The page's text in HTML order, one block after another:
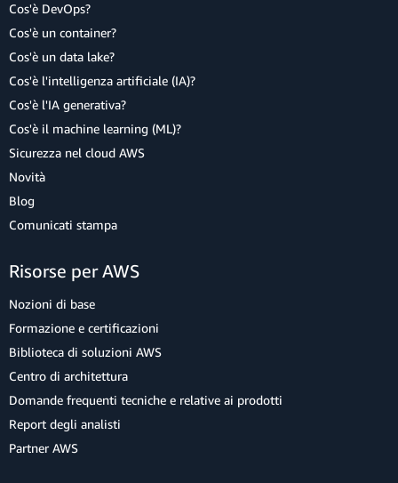
Cos'è DevOps?
Cos'è un container?
Cos'è un data lake?
Cos'è l'intelligenza artificiale (IA)?
Cos'è l'IA generativa?
Cos'è il machine learning (ML)?
Sicurezza nel cloud AWS
Novità
Blog
Comunicati stampa
Risorse per AWS
Nozioni di base
Formazione e certificazioni
Biblioteca di soluzioni AWS
Centro di architettura
Domande frequenti tecniche e relative ai prodotti
Report degli analisti
Partner AWS